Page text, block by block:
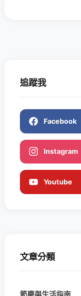
追蹤我
Facebook
Instagram
Youtube
文章分類